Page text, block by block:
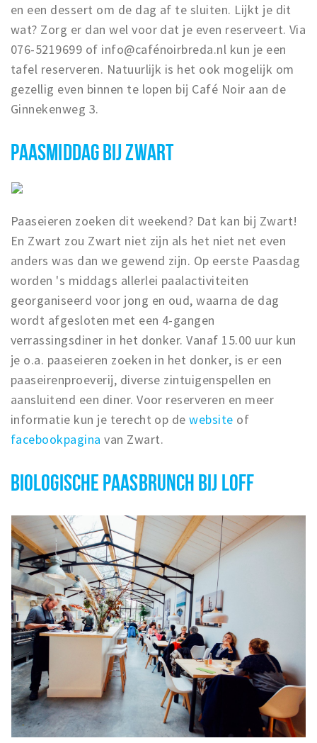
en een dessert om de dag af te sluiten. Lijkt je dit
wat? Zorg er dan wel voor dat je even reserveert. Via
076-5219699 of info@cafénoirbreda.nl kun je een
tafel reserveren. Natuurlijk is het ook mogelijk om
gezellig even binnen te lopen bij Café Noir aan de
Ginnekenweg 3.
PAASMIDDAG BIJ ZWART
Paaseieren zoeken dit weekend? Dat kan bij Zwart!
En Zwart zou Zwart niet zijn als het niet net even
anders was dan we gewend zijn. Op eerste Paasdag
worden 's middags allerlei paalactiviteiten
georganiseerd voor jong en oud, waarna de dag
wordt afgesloten met een 4-gangen
verrassingsdiner in het donker. Vanaf 15.00 uur kun
je o.a. paaseieren zoeken in het donker, is er een
paaseirenproeverij, diverse zintuigenspellen en
aansluitend een diner. Voor reserveren en meer
informatie kun je terecht op dewebsite of
facebookpagina van Zwart.
BIOLOGISCHE PAASBRUNCH BIJ LOFF